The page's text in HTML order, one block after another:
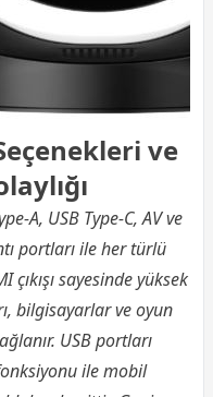
ve
A, USB Type-C, AV ve
portları ile her türlü
sayesinde yüksek
bilgisayarlar ve oyun
USB portları
ile mobil